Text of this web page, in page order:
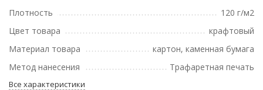
Плотность
120 г/м2
Цвет товара
крафтовый
Материал товара
картон, каменная бумага
Метод нанесения
Трафаретная печать
Все характеристики